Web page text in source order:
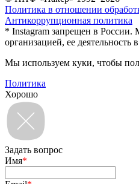
Политика в отношении
Антикоррупционная политика
* Instagram запрещен в России.
организацией, ее деятельность
Мы используем куки, чтобы
Политика
Хорошо
Задать вопрос
Имя*